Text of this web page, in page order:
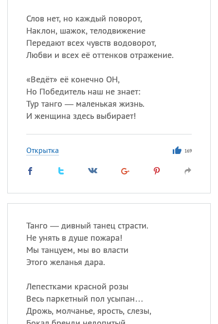
Слов нет, но каждый поворот,
Наклон, шажок, телодвижение
Передают всех чувств водоворот,
Любви и всех её оттенков отражение.
«Ведёт» её конечно ОН,
Но Победитель наш не знает:
Тур танго — маленькая жизнь.
И женщина здесь выбирает!
Открытка 169
Танго — дивный танец страсти.
Не унять в душе пожара!
Мы танцуем, мы во власти
Этого желанья дара.
Лепестками красной розы
Весь паркетный пол усыпан…
Дрожь, молчанье, ярость, слезы,